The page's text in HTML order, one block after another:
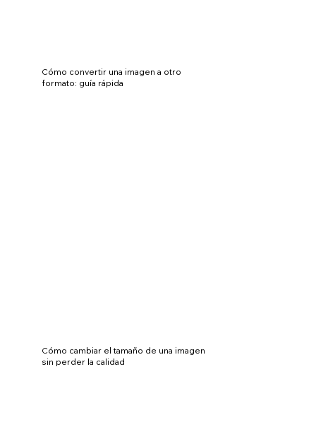
Cómo convertir una imagen a otro
formato: guía rápida
Cómo cambiar el tamaño de una imagen
sin perder la calidad